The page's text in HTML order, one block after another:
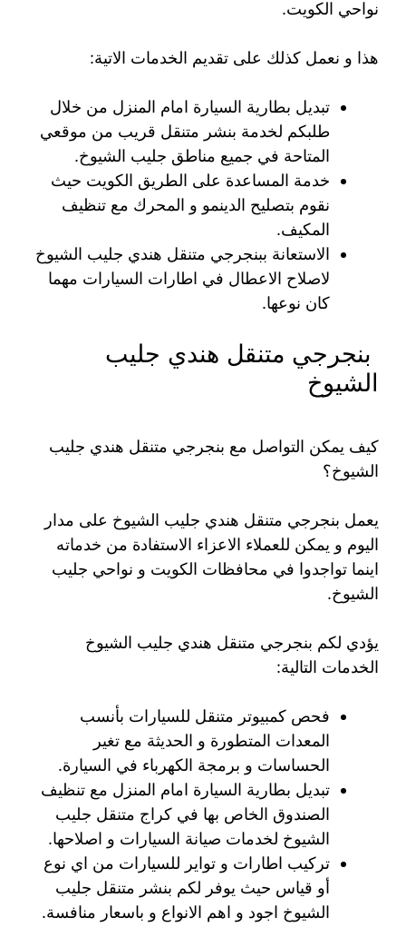
نواحي الكويت.
هذا و نعمل كذلك على تقديم الخدمات الاتية:
تبديل بطارية السيارة امام المنزل من خلال
طلبكم لخدمة بنشر متنقل قريب من موقعي
المتاحة في جميع مناطق جليب الشيوخ.
خدمة المساعدة على الطريق الكويت حيث
نقوم بتصليح الدينمو و المحرك مع تنظيف
المكيف.
الاستعانة ببنجرجي متنقل هندي جليب الشيوخ
لاصلاح الاعطال في اطارات السيارات مهما
كان نوعها.
بنجرجي متنقل هندي جليب
الشيوخ
كيف يمكن التواصل مع بنجرجي متنقل هندي جليب
الشيوخ؟
يعمل بنجرجي متنقل هندي جليب الشيوخ على مدار
اليوم و يمكن للعملاء الاعزاء الاستفادة من خدماته
اينما تواجدوا في محافظات الكويت و نواحي جليب
الشيوخ.
يؤدي لكم بنجرجي متنقل هندي جليب الشيوخ
الخدمات التالية:
فحص كمبيوتر متنقل للسيارات بأنسب
المعدات المتطورة و الحديثة مع تغير
الحساسات و برمجة الكهرباء في السيارة.
تبديل بطارية السيارة امام المنزل مع تنظيف
الصندوق الخاص بها في كراج متنقل جليب
الشيوخ لخدمات صيانة السيارات و اصلاحها.
تركيب اطارات و تواير للسيارات من اي نوع
أو قياس حيث يوفر لكم بنشر متنقل جليب
الشيوخ اجود و اهم الانواع و باسعار منافسة.